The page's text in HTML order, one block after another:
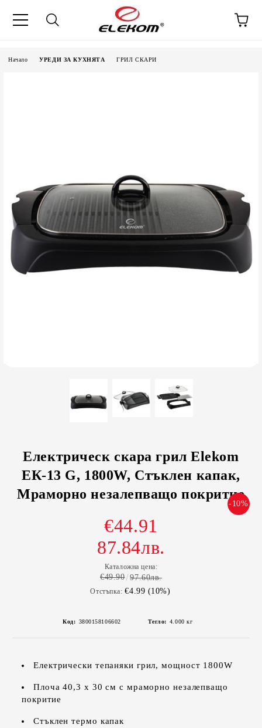
Начало УРЕДИ ЗА КУХНЯТА ГРИЛ СКАРИ
Електрическ скара грил Elekom
ЕК-13 G, 1800W, Стъклен капак,
Мраморно незалепващо покритие
-10%
€44.91
87.84лв.
Каталожна цена:
€49.90 97.60лв.
Отстъпка: €4.99 (10%)
Код: 3800158106602 Тегло: 4.000 кг
Електрически тепаняки грил, мощност 1800W
Плоча 40,3 х 30 см с мраморно незалепващо
покритие
Стъклен термо капак